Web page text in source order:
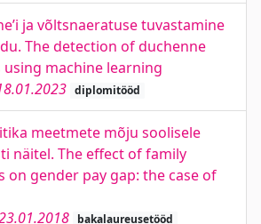
ja võltsnaeratuse tuvastamine
The detection of duchenne
machine learning
diplomitööd
meetmete mõju soolisele
näitel. The effect of family
on gender pay gap: the case of
bakalaureusetööd